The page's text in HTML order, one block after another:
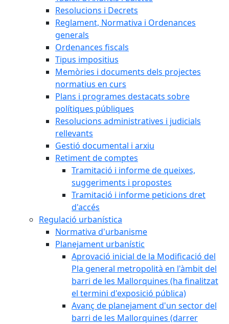
Resolucions i Decrets
Reglament, Normativa i Ordenances
generals
Ordenances fiscals
Tipus impositius
Memòries i documents dels projectes
normatius en curs
Plans i programes destacats sobre
polítiques públiques
Resolucions administratives i judicials
rellevants
Gestió documental i arxiu
Retiment de comptes
Tramitació i informe de queixes,
suggeriments i propostes
Tramitació i informe peticions dret
d'accés
Regulació urbanística
Normativa d'urbanisme
Planejament urbanístic
Aprovació inicial de la Modificació del
Pla general metropolità en l'àmbit del
barri de les Mallorquines (ha finalitzat
el termini d'exposició pública)
Avanç de planejament d'un sector del
barri de les Mallorquines (darrer